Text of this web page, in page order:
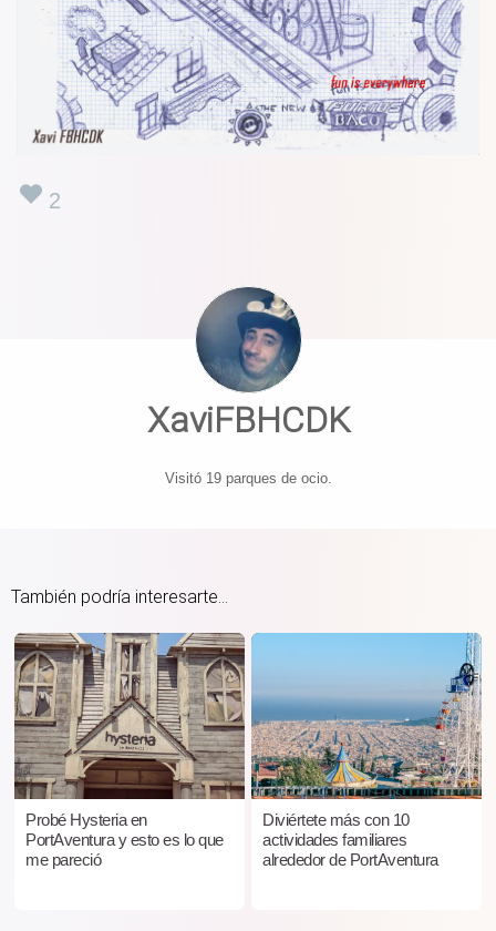
2
XaviFBHCDK
Visitó 19 parques de ocio.
También podría interesarte...
Probé Hysteria en
PortAventura y esto es lo que
me pareció
Diviértete más con 10
actividades familiares
alrededor de PortAventura